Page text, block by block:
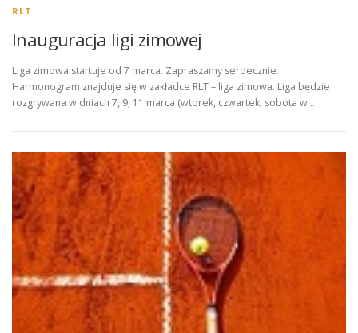
RLT
Inauguracja ligi zimowej
Liga zimowa startuje od 7 marca. Zapraszamy serdecznie.
Harmonogram znajduje się w zakładce RLT – liga zimowa. Liga będzie
rozgrywana w dniach 7, 9, 11 marca (wtorek, czwartek, sobota w …